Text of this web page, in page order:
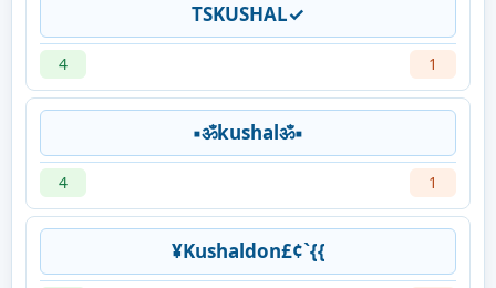
TSKUSHAL✓
4 1
▪ॐkushalॐ▪
4 1
¥Kushaldon£¢`{{